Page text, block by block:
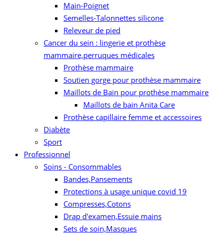
Main-Poignet
Semelles-Talonnettes silicone
Releveur de pied
Cancer du sein : lingerie et prothèse
mammaire,perruques médicales
Prothèse mammaire
Soutien gorge pour prothèse mammaire
Maillots de Bain pour prothèse mammaire
Maillots de bain Anita Care
Prothèse capillaire femme et accessoires
Diabète
Sport
Professionnel
Soins - Consommables
Bandes,Pansements
Protections à usage unique covid 19
Compresses,Cotons
Drap d'examen,Essuie mains
Sets de soin,Masques